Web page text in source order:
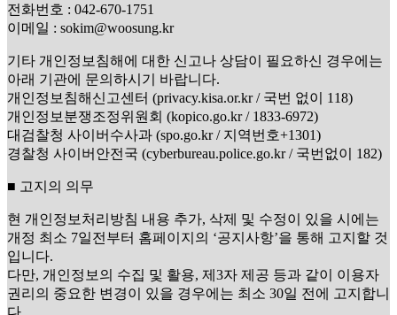
전화번호 : 042-670-1751
이메일 : sokim@woosung.kr
기타 개인정보침해에 대한 신고나 상담이 필요하신 경우에는
아래 기관에 문의하시기 바랍니다.
개인정보침해신고센터 (privacy.kisa.or.kr / 국번 없이 118)
개인정보분쟁조정위원회 (kopico.go.kr / 1833-6972)
대검찰청 사이버수사과 (spo.go.kr / 지역번호+1301)
경찰청 사이버안전국 (cyberbureau.police.go.kr / 국번없이 182)
■ 고지의 의무
현 개인정보처리방침 내용 추가, 삭제 및 수정이 있을 시에는
개정 최소 7일전부터 홈페이지의 ‘공지사항’을 통해 고지할 것
입니다.
다만, 개인정보의 수집 및 활용, 제3자 제공 등과 같이 이용자
권리의 중요한 변경이 있을 경우에는 최소 30일 전에 고지합니
다.